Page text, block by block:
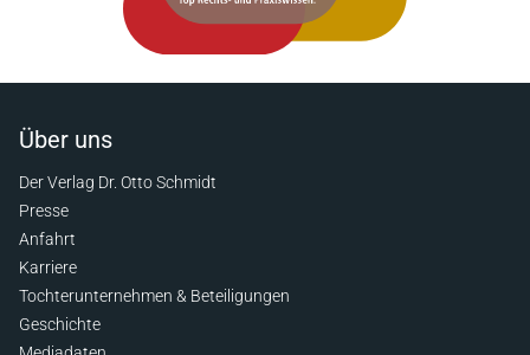
Über uns
Der Verlag Dr. Otto Schmidt
Presse
Anfahrt
Karriere
Tochterunternehmen & Beteiligungen
Geschichte